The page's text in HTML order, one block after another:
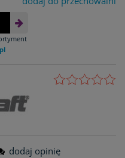
dodaj opinię